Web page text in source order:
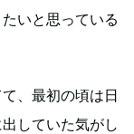
いと思っている
、最初の頃は日
していた気がし